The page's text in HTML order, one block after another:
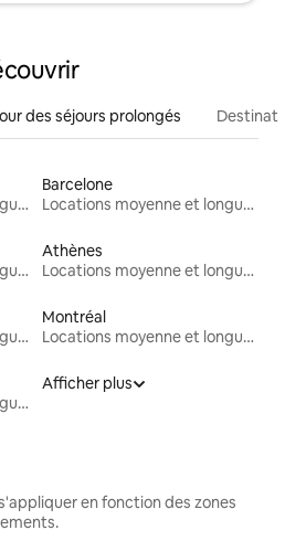
des séjours prolongés
Locations moyenne et longue durée
Barcelone
Locations moyenne et longue durée
Locations moyenne et longue durée
Athènes
Locations moyenne et longue durée
Locations moyenne et longue durée
Montréal
Locations moyenne et longue durée
Locations moyenne et longue durée
Afficher plus
en fonction des zones